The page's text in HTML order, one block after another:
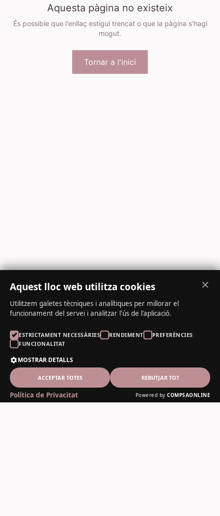
Aquesta pàgina no existeix
És possible que l'enllaç estigui trencat o que la pàgina s'hagi
mogut.
Tornar a l'inici
Aquest lloc web utilitza cookies
Utilitzem galetes tècniques i analítiques per millorar el
funcionament del servei i analitzar l'ús de l'aplicació.
ESTRICTAMENT NECESSÀRIES RENDIMENT
PREFERÈNCIES
FUNCIONALITAT
MOSTRAR DETALLS
ACCEPTAR TOTES REBUTJAR TOT
Política de Privacitat Powered by COMPSAONLINE